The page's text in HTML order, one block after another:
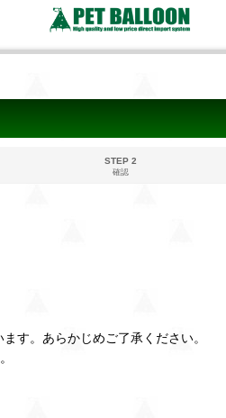
STEP 2
確認
す。あらかじめご了承ください。